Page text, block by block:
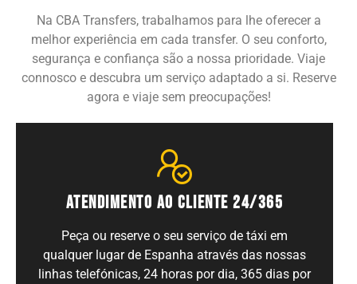
Na CBA Transfers, trabalhamos para lhe oferecer a
melhor experiência em cada transfer. O seu conforto,
segurança e confiança são a nossa prioridade. Viaje
connosco e descubra um serviço adaptado a si. Reserve
agora e viaje sem preocupações!
ATENDIMENTO AO CLIENTE 24/365
Peça ou reserve o seu serviço de táxi em
qualquer lugar de Espanha através das nossas
linhas telefónicas, 24 horas por dia, 365 dias por